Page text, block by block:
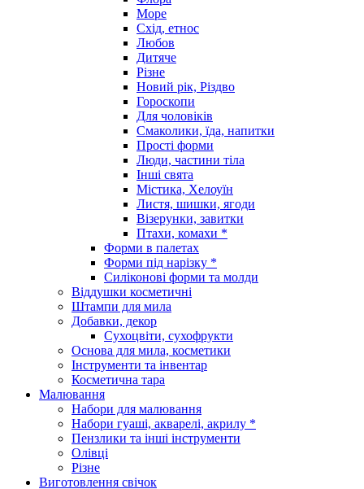
Море
Схід, етнос
Любов
Дитяче
Різне
Новий рік, Різдво
Гороскопи
Для чоловіків
Смаколики, їда, напитки
Прості форми
Люди, частини тіла
Інші свята
Містика, Хелоуїн
Листя, шишки, ягоди
Візерунки, завитки
Птахи, комахи *
Форми в палетах
Форми під нарізку *
Силіконові форми та молди
Віддушки косметичні
Штампи для мила
Добавки, декор
Сухоцвіти, сухофрукти
Основа для мила, косметики
Інструменти та інвентар
Косметична тара
Малювання
Набори для малювання
Набори гуаші, акварелі, акрилу *
Пензлики та інші інструменти
Олівці
Різне
Виготовлення свічок